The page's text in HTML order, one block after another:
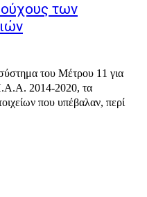
των
του Μέτρου 11 για
Π.Α.Α. 2014-2020, τα
που υπέβαλαν, περί